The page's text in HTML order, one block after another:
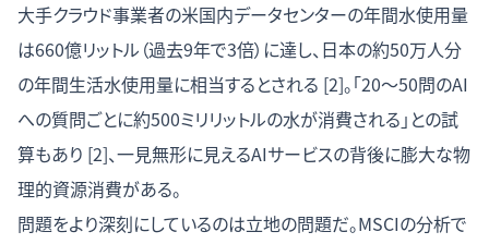
大手クラウド事業者の米国内データセンターの年間水使用量
は660億リットル（過去9年で3倍）に達し、日本の約50万人分
の年間生活水使用量に相当するとされる [2]。「20〜50問のAI
への質問ごとに約500ミリリットルの水が消費される」との試
算もあり [2]、一見無形に見えるAIサービスの背後に膨大な物
理的資源消費がある。
問題をより深刻にしているのは立地の問題だ。MSCIの分析で